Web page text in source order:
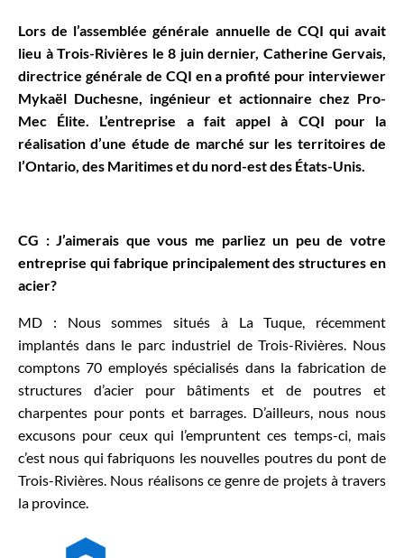
Lors de l’assemblée générale annuelle de CQI qui avait
lieu à Trois-Rivières le 8 juin dernier, Catherine Gervais,
directrice générale de CQI en a profité pour interviewer
Mykaël Duchesne, ingénieur et actionnaire chez Pro-
Mec Élite. L’entreprise a fait appel à CQI pour la
réalisation d’une étude de marché sur les territoires de
l’Ontario, des Maritimes et du nord-est des États-Unis.
CG : J’aimerais que vous me parliez un peu de votre
entreprise qui fabrique principalement des structures en
acier?
MD : Nous sommes situés à La Tuque, récemment
implantés dans le parc industriel de Trois-Rivières. Nous
comptons 70 employés spécialisés dans la fabrication de
structures d’acier pour bâtiments et de poutres et
charpentes pour ponts et barrages. D’ailleurs, nous nous
excusons pour ceux qui l’empruntent ces temps-ci, mais
c’est nous qui fabriquons les nouvelles poutres du pont de
Trois-Rivières. Nous réalisons ce genre de projets à travers
la province.